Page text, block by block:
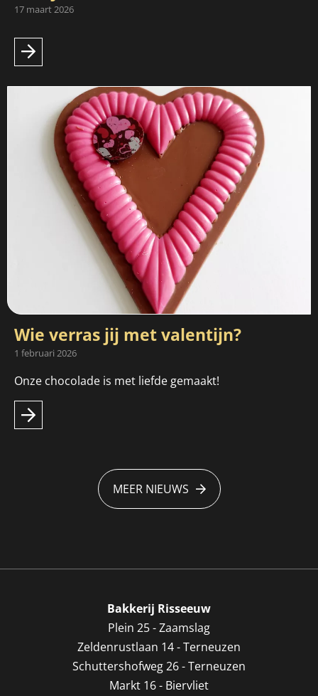
17 maart 2026
Wie verras jij met valentijn?
1 februari 2026
Onze chocolade is met liefde gemaakt!
MEER NIEUWS
Bakkerij Risseeuw
Plein 25 - Zaamslag
Zeldenrustlaan 14 - Terneuzen
Schuttershofweg 26 - Terneuzen
Markt 16 - Biervliet